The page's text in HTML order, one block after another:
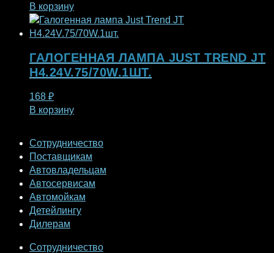
В корзину
ГАЛОГЕННАЯ ЛАМПА JUST TREND JT
H4.24V.75/70W.1ШТ.
168 ₽
В корзину
Сотрудничество
Поставщикам
Автовладельцам
Автосервисам
Автомойкам
Детейлингу
Дилерам
Сотрудничество